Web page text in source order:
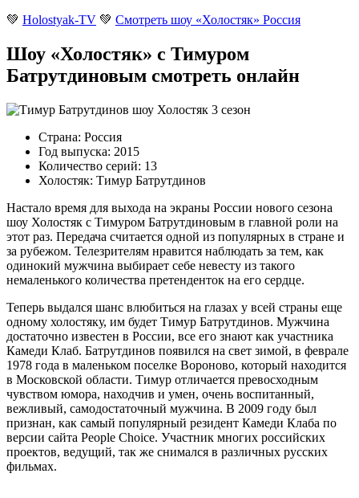
💚 Holostyak-TV 💚 Смотреть шоу «Холостяк» Россия
Шоу «Холостяк» с Тимуром
Батрутдиновым смотреть онлайн
Страна: Россия
Год выпуска: 2015
Количество серий: 13
Холостяк: Тимур Батрутдинов
Настало время для выхода на экраны России нового сезона
шоу Холостяк с Тимуром Батрутдиновым в главной роли на
этот раз. Передача считается одной из популярных в стране и
за рубежом. Телезрителям нравится наблюдать за тем, как
одинокий мужчина выбирает себе невесту из такого
немаленького количества претенденток на его сердце.
Теперь выдался шанс влюбиться на глазах у всей страны еще
одному холостяку, им будет Тимур Батрутдинов. Мужчина
достаточно известен в России, все его знают как участника
Камеди Клаб. Батрутдинов появился на свет зимой, в феврале
1978 года в маленьком поселке Вороново, который находится
в Московской области. Тимур отличается превосходным
чувством юмора, находчив и умен, очень воспитанный,
вежливый, самодостаточный мужчина. В 2009 году был
признан, как самый популярный резидент Камеди Клаба по
версии сайта People Choice. Участник многих российских
проектов, ведущий, так же снимался в различных русских
фильмах.